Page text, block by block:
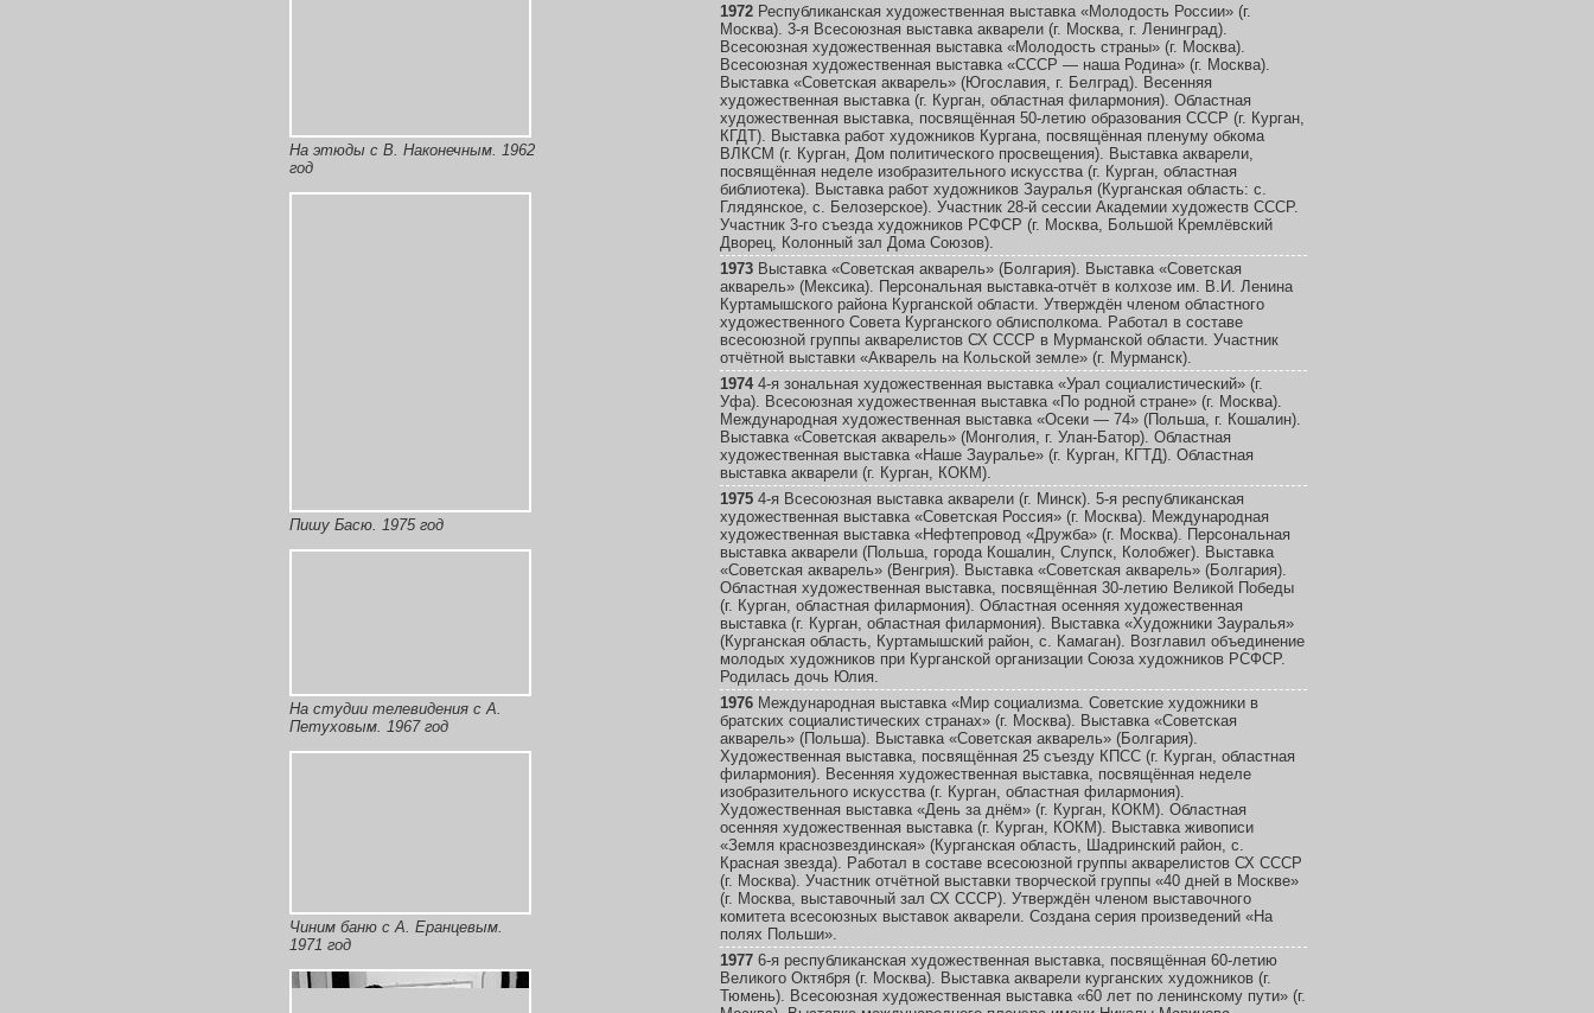
На этюды с В. Наконечным. 1962
год
Пишу Басю. 1975 год
На студии телевидения с А.
Петуховым. 1967 год
Чиним баню с А. Еранцевым.
1971 год
1972 Республиканская художественная выставка «Молодость России» (г.
Москва). 3-я Всесоюзная выставка акварели (г. Москва, г. Ленинград).
Всесоюзная художественная выставка «Молодость страны» (г. Москва).
Всесоюзная художественная выставка «СССР — наша Родина» (г. Москва).
Выставка «Советская акварель» (Югославия, г. Белград). Весенняя
художественная выставка (г. Курган, областная филармония). Областная
художественная выставка, посвящённая 50-летию образования СССР (г. Курган,
КГДТ). Выставка работ художников Кургана, посвящённая пленуму обкома
ВЛКСМ (г. Курган, Дом политического просвещения). Выставка акварели,
посвящённая неделе изобразительного искусства (г. Курган, областная
библиотека). Выставка работ художников Зауралья (Курганская область: с.
Глядянское, с. Белозерское). Участник 28-й сессии Академии художеств СССР.
Участник 3-го съезда художников РСФСР (г. Москва, Большой Кремлёвский
Дворец, Колонный зал Дома Союзов).
1973 Выставка «Советская акварель» (Болгария). Выставка «Советская
акварель» (Мексика). Персональная выставка-отчёт в колхозе им. В.И. Ленина
Куртамышского района Курганской области. Утверждён членом областного
художественного Совета Курганского облисполкома. Работал в составе
всесоюзной группы акварелистов СХ СССР в Мурманской области. Участник
отчётной выставки «Акварель на Кольской земле» (г. Мурманск).
19744-я зональная художественная выставка «Урал социалистический» (г.
Уфа). Всесоюзная художественная выставка «По родной стране» (г. Москва).
Международная художественная выставка «Осеки — 74» (Польша, г. Кошалин).
Выставка «Советская акварель» (Монголия, г. Улан-Батор). Областная
художественная выставка «Наше Зауралье» (г. Курган, КГТД). Областная
выставка акварели (г. Курган, КОКМ).
1975 4-я Всесоюзная выставка акварели (г. Минск). 5-я республиканская
художественная выставка «Советская Россия» (г. Москва). Международная
художественная выставка «Нефтепровод «Дружба» (г. Москва). Персональная
выставка акварели (Польша, города Кошалин, Слупск, Колобжег). Выставка
«Советская акварель» (Венгрия). Выставка «Советская акварель» (Болгария).
Областная художественная выставка, посвящённая 30-летию Великой Победы
(г. Курган, областная филармония). Областная осенняя художественная
выставка (г. Курган, областная филармония). Выставка «Художники Зауралья»
(Курганская область, Куртамышский район, с. Камаган). Возглавил объединение
молодых художников при Курганской организации Союза художников РСФСР.
Родилась дочь Юлия.
1976 Международная выставка «Мир социализма. Советские художники в
братских социалистических странах» (г. Москва). Выставка «Советская
акварель» (Польша). Выставка «Советская акварель» (Болгария).
Художественная выставка, посвящённая 25 съезду КПСС (г. Курган, областная
филармония). Весенняя художественная выставка, посвящённая неделе
изобразительного искусства (г. Курган, областная филармония).
Художественная выставка «День за днём» (г. Курган, КОКМ). Областная
осенняя художественная выставка (г. Курган, КОКМ). Выставка живописи
«Земля краснозвездинская» (Курганская область, Шадринский район, с.
Красная звезда). Работал в составе всесоюзной группы акварелистов СХ СССР
(г. Москва). Участник отчётной выставки творческой группы «40 дней в Москве»
(г. Москва, выставочный зал СХ СССР). Утверждён членом выставочного
комитета всесоюзных выставок акварели. Создана серия произведений «На
полях Польши».
1977 6-я республиканская художественная выставка, посвящённая 60-летию
Великого Октября (г. Москва). Выставка акварели курганских художников (г.
Тюмень). Всесоюзная художественная выставка «60 лет по ленинскому пути» (г.